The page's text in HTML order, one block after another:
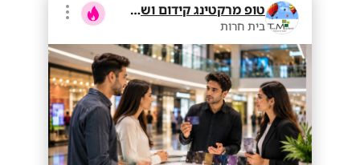
טופ מרקטינג קידום ושיווק בע"מ
בית חרות